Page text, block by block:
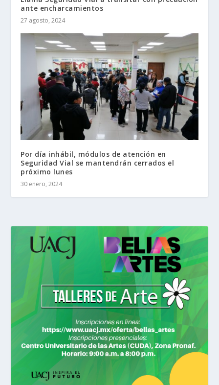
ante encharcamientos
27 agosto, 2024
Por día inhábil, módulos de atención en
Seguridad Vial se mantendrán cerrados el
próximo lunes
30 enero, 2024